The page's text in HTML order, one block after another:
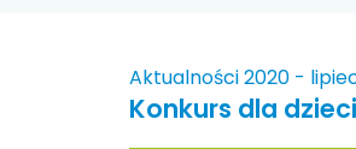
Aktualności 2020 -
Konkurs dla